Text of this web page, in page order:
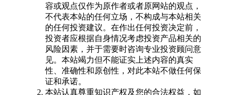
容或观点仅作为原作者或者原网站的观点，
不代表本站的任何立场，不构成与本站相关
的任何投资建议。在作出任何投资决定前，
投资者应根据自身情况考虑投资产品相关的
风险因素，并于需要时咨询专业投资顾问意
见。本站竭力但不能证实上述内容的真实
性、准确性和原创性，对此本站不做任何保
证和承诺。
本站认真尊重知识产权及您的合法权益，如